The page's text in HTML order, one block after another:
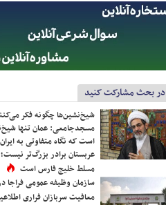
در بحث مشارکت کنید
شیخ‌نشین‌ها چگونه فکر
مسجدجامعی: عمان تنها
است که نگاه متفاوتی به
عربستان برادر بزرگ‌تر
مسلط خلیج فارس است
سازمان وظیفه عمومی فراجا
معافیت سربازان فراری